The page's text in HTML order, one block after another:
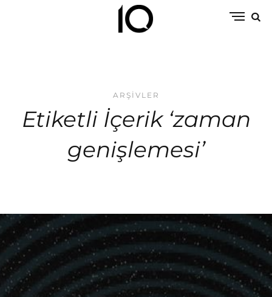
ARŞIVLER
Etiketli İçerik ‘zaman
genişlemesi’